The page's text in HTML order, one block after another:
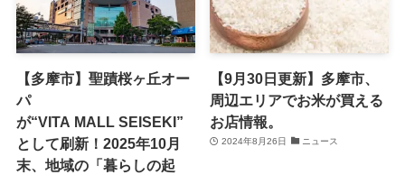
【多摩市】聖蹟桜ヶ丘オー
パ
が“VITA MALL SEISEKI”
として刷新！2025年10月
末、地域の「暮らしの起
【9月30日更新】多摩市、
周辺エリアでお米が買える
お店情報。
2024年8月26日 ニュース